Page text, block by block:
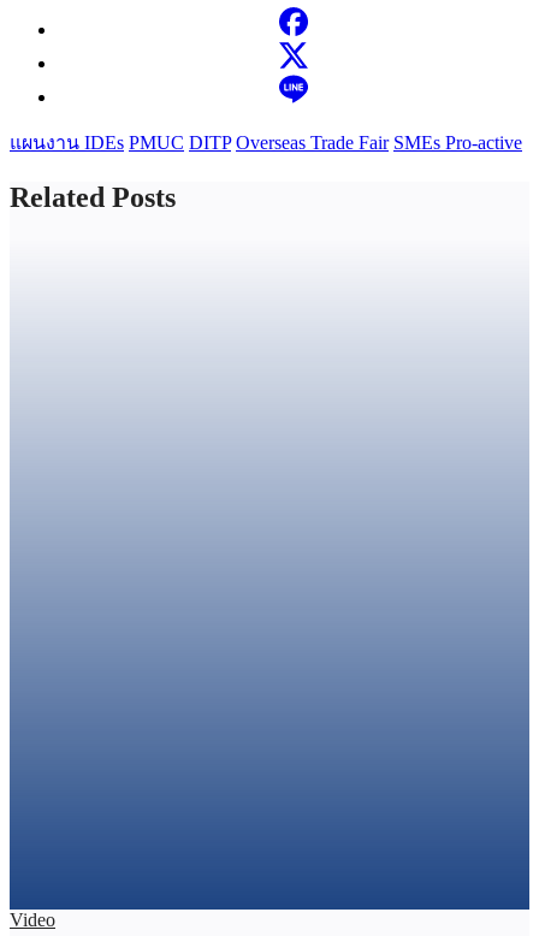
แผนงาน IDEs PMUC DITP Overseas Trade Fair SMEs Pro-active
Related Posts
Video